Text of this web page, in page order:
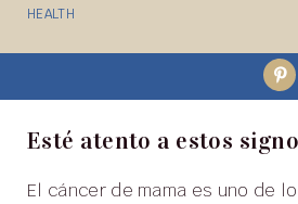
HEALTH
Esté atento a estos
El cáncer de mama es uno de los tipos de cáncer